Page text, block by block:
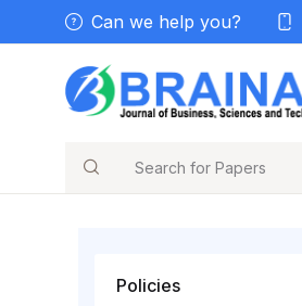
Can we help you?
Search
Policies